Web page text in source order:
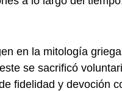
en la mitología
se sacrificó
fidelidad y devoción